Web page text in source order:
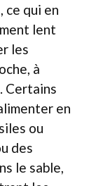
ce qui en
lent
les
à
Certains
en
ou
des
le sable,